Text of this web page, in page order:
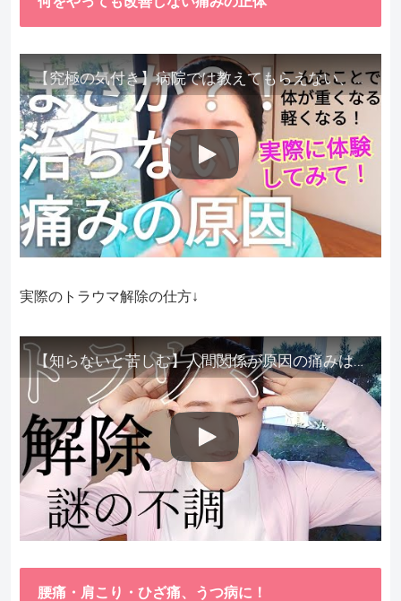
【究極の気付き】病院では教えてもらえない、その長年悩んできた痛み、症状、どうして治らないのか？痛みの正体、実際に今すぐ試して知ってほしい。
実際のトラウマ解除の仕方↓
【知らないと苦しむ】人間関係が原因の痛みはトラウマ解除が必須。病院に行っても原因不明で治らない不調はこれをしてからケアしてみてください。
腰痛・肩こり・ひざ痛、うつ病に！